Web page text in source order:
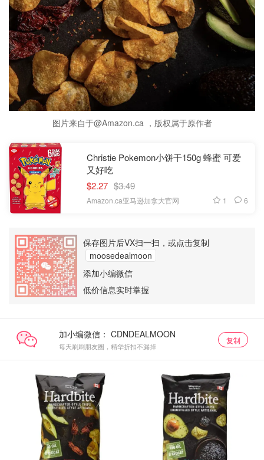
图片来自于@Amazon.ca ，版权属于原作者
Christie Pokemon小饼干150g 蜂蜜 可爱
又好吃
$2.27 $3.49
Amazon.ca亚马逊加拿大官网 1 6
保存图片后VX扫一扫，或点击复制
moosedealmoon
添加小编微信
低价信息实时掌握
加小编微信：
每天刷刷朋友圈，精华折扣不漏掉
复制